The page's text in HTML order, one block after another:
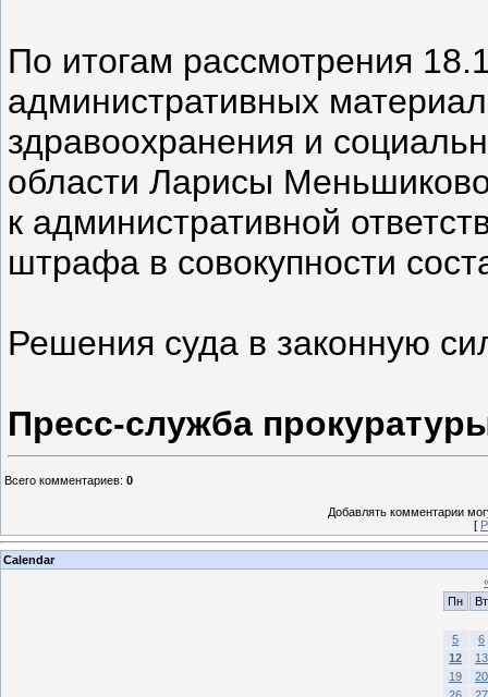
По итогам рассмотрения
административных
здравоохранения и
области Ларисы
к административной
штрафа в совокупности
Решения суда в законную
Пресс-служба
Всего комментариев: 0
Добавлять комментарии
[
Calendar
Пн
Вт
5
6
12
13
19
20